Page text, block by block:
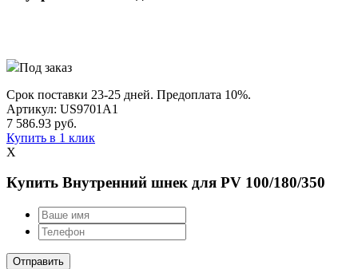
Под заказ
Срок поставки 23-25 дней. Предоплата 10%.
Артикул: US9701A1
7 586.93 руб.
Купить в 1 клик
X
Купить Внутренний шнек для PV 100/180/350